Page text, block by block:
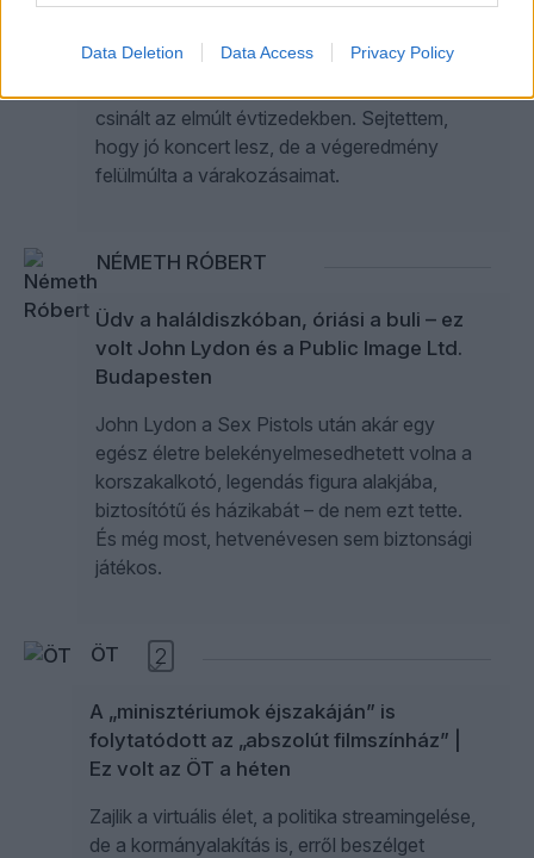
Data Deletion Data Access Privacy Policy
Voltaire a Dürerben
Ez az angol zenekar szinte mindenkire hatott,
csinált az elmúlt évtizedekben. Sejtettem,
hogy jó koncert lesz, de a végeredmény
felülmúlta a várakozásaimat.
NÉMETH RÓBERT
Üdv a haláldiszkóban, óriási a buli – ez
volt John Lydon és a Public Image Ltd.
Budapesten
John Lydon a Sex Pistols után akár egy
egész életre belekényelmesedhetett volna a
korszakalkotó, legendás figura alakjába,
biztosítótű és házikabát – de nem ezt tette.
És még most, hetvenévesen sem biztonsági
játékos.
ÖT 2
A „minisztériumok éjszakáján” is
folytatódott az „abszolút filmszínház” |
Ez volt az ÖT a héten
Zajlik a virtuális élet, a politika streamingelése,
de a kormányalakítás is, erről beszélget